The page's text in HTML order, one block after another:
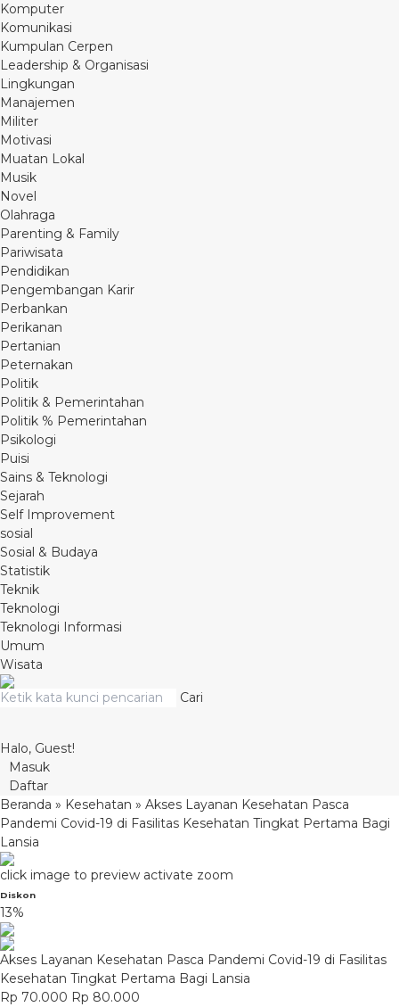
Komputer
Komunikasi
Kumpulan Cerpen
Leadership & Organisasi
Lingkungan
Manajemen
Militer
Motivasi
Muatan Lokal
Musik
Novel
Olahraga
Parenting & Family
Pariwisata
Pendidikan
Pengembangan Karir
Perbankan
Perikanan
Pertanian
Peternakan
Politik
Politik & Pemerintahan
Politik % Pemerintahan
Psikologi
Puisi
Sains & Teknologi
Sejarah
Self Improvement
sosial
Sosial & Budaya
Statistik
Teknik
Teknologi
Teknologi Informasi
Umum
Wisata
Cari
Halo, Guest!
Masuk
Daftar
Beranda » Kesehatan » Akses Layanan Kesehatan Pasca
Pandemi Covid-19 di Fasilitas Kesehatan Tingkat Pertama Bagi
Lansia
click image to preview activate zoom
Diskon
13%
Akses Layanan Kesehatan Pasca Pandemi Covid-19 di Fasilitas
Kesehatan Tingkat Pertama Bagi Lansia
Rp 70.000 Rp 80.000